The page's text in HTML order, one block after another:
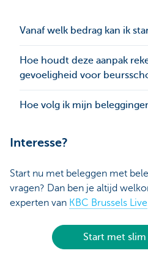
Vanaf welk bedrag kan ik
Hoe houdt deze aanpak
gevoeligheid voor
Hoe volg ik mijn
Interesse?
Start nu met beleggen met
vragen? Dan ben je altijd
experten van KBC Brussels Live
Start met